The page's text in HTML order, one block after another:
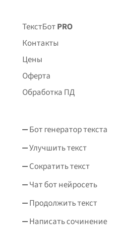
ТекстБотPRO
Контакты
Цены
Оферта
Обработка ПД
Бот генератор текста
Улучшить текст
Сократить текст
Чат бот нейросеть
Продолжить текст
Написать сочинение